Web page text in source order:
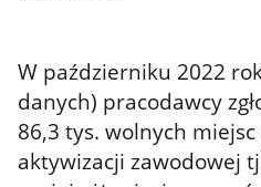
W październiku 2022
danych) pracodawcy
86,3 tys. wolnych
aktywizacji zawodowej